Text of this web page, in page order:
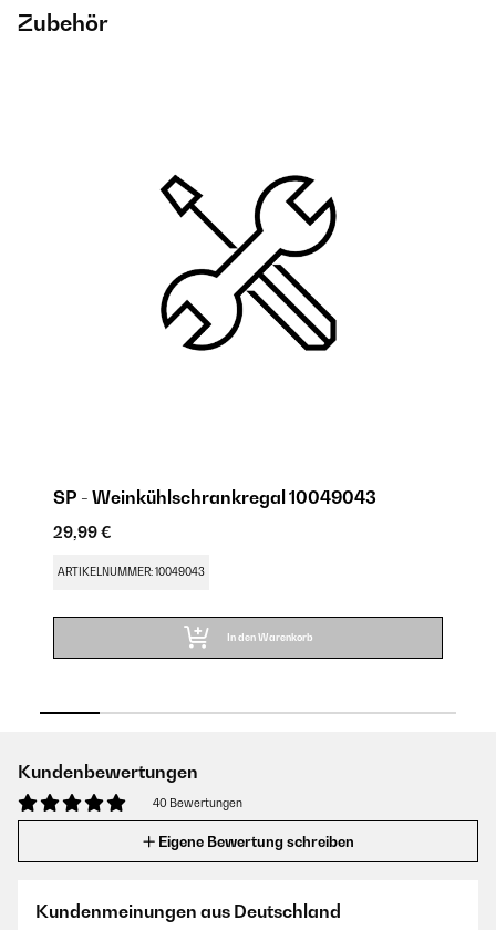
Zubehör
SP - Weinkühlschrankregal 10049043
29,99 €
ARTIKELNUMMER: 10049043
In den Warenkorb
Kundenbewertungen
40 Bewertungen
Eigene Bewertung schreiben
Kundenmeinungen aus Deutschland